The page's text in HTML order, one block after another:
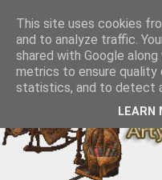
This site uses cookies
and to analyze traffic.
shared with Google
metrics to ensure quality
statistics, and to detect
LEARN